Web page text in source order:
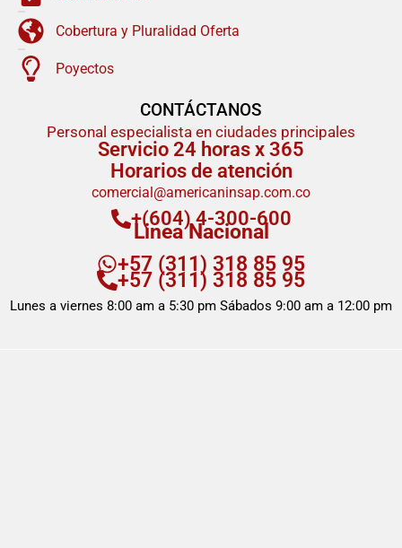
Cobertura y Pluralidad Oferta
Poyectos
CONTÁCTANOS
Personal especialista en ciudades principales
Servicio 24 horas x 365
Horarios de atención
comercial@americaninsap.com.co
+(604) 4-300-600
Linea Nacional
+57 (311) 318 85 95
+57 (311) 318 85 95
Lunes a viernes 8:00 am a 5:30 pm Sábados 9:00 am a 12:00 pm